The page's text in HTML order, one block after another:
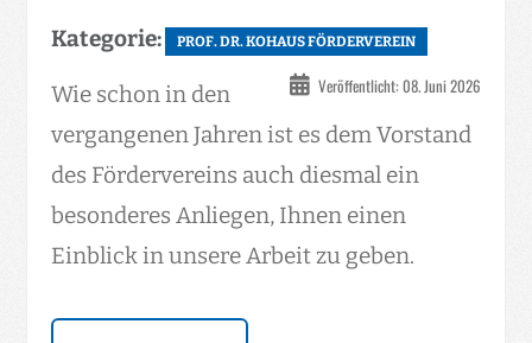
Kategorie: PROF. DR. KOHAUS FÖRDERVEREIN
Veröffentlicht: 08. Juni 2026
Wie schon in den
vergangenen Jahren ist es dem Vorstand
des Fördervereins auch diesmal ein
besonderes Anliegen, Ihnen einen
Einblick in unsere Arbeit zu geben.